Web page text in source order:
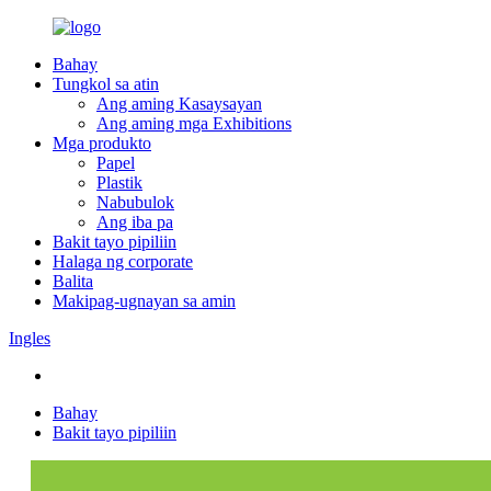
Bahay
Tungkol sa atin
Ang aming Kasaysayan
Ang aming mga Exhibitions
Mga produkto
Papel
Plastik
Nabubulok
Ang iba pa
Bakit tayo pipiliin
Halaga ng corporate
Balita
Makipag-ugnayan sa amin
Ingles
Bahay
Bakit tayo pipiliin